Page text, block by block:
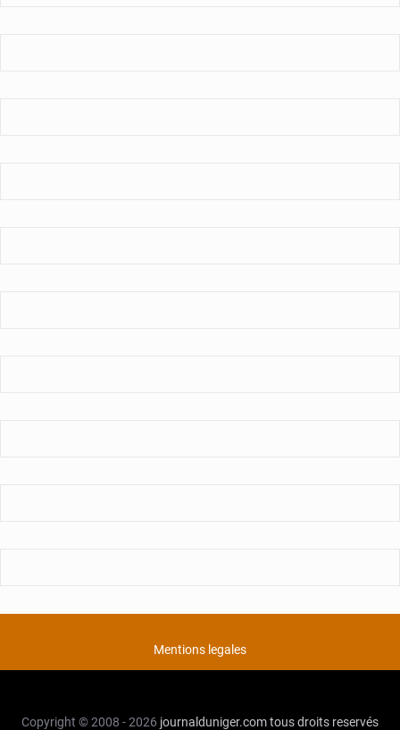
Mentions legales
Copyright © 2008 - 2026 journalduniger.comtous droits reservés